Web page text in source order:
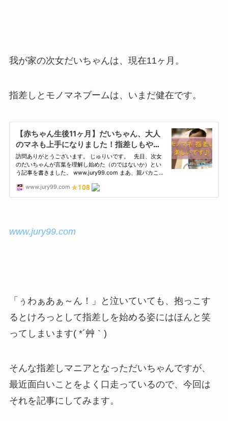
我が家の次女だいちゃんは、現在11ヶ月。
指差しとモノマネブームは、いまだ健在です。
www.jury99.com
「ぅわぁあぁ～ん！」と泣いていても、抱っこす
るとけろっとして指差しを始める姿にはほんと笑
ってしまいます( *´艸｀)
そんな指差しマニアとなっただいちゃんですが、
最近面白いことをよく口走っているので、今回は
それを記事にしてみます。